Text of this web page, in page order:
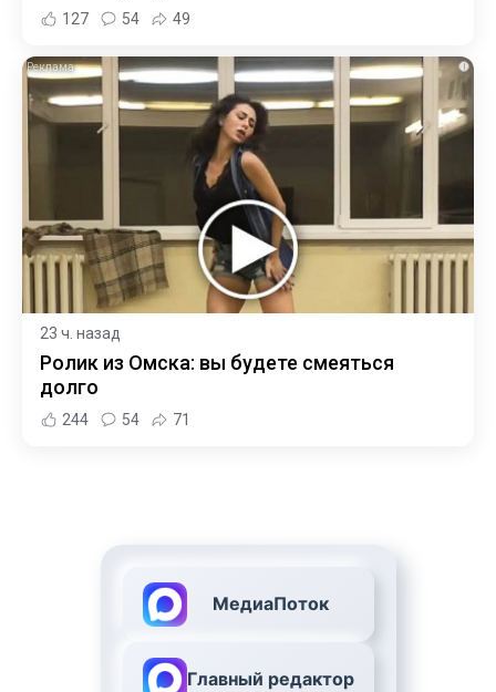
127 54 49
i
23 ч. назад
Ролик из Омска: вы будете смеяться
долго
244 54 71
МедиаПоток
Главный редактор